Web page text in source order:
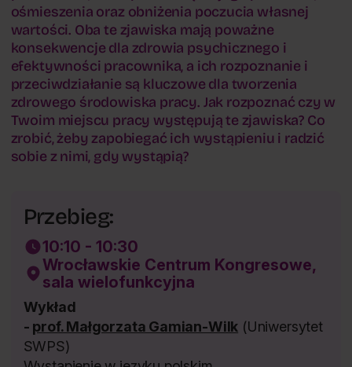
ośmieszenia oraz obniżenia poczucia własnej
wartości. Oba te zjawiska mają poważne
konsekwencje dla zdrowia psychicznego i
efektywności pracownika, a ich rozpoznanie i
przeciwdziałanie są kluczowe dla tworzenia
zdrowego środowiska pracy. Jak rozpoznać czy w
Twoim miejscu pracy występują te zjawiska? Co
zrobić, żeby zapobiegać ich wystąpieniu i radzić
sobie z nimi, gdy wystąpią?
Przebieg:
10:10 - 10:30
Wrocławskie Centrum Kongresowe,
sala wielofunkcyjna
Wykład
- prof. Małgorzata Gamian-Wilk (Uniwersytet
SWPS)